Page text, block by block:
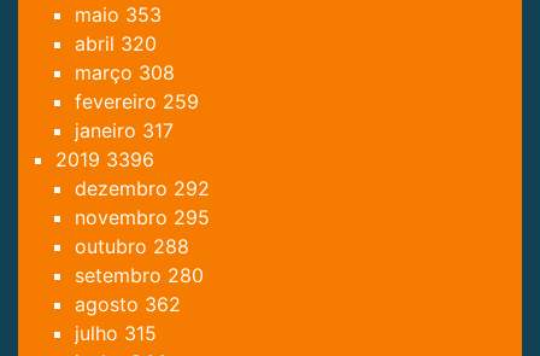
maio 353
abril 320
março 308
fevereiro 259
janeiro 317
2019 3396
dezembro 292
novembro 295
outubro 288
setembro 280
agosto 362
julho 315